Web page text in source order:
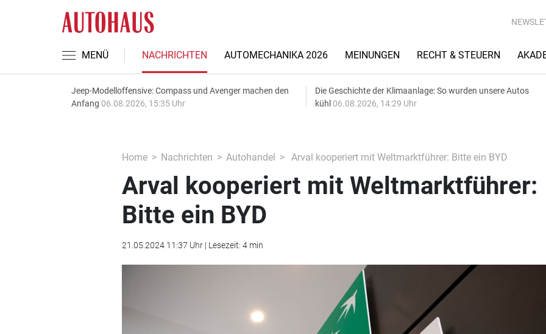
MENÜ NACHRICHTEN AUTOMECHANIKA 2026 MEINUNGEN RECHT & STEUERN
Jeep-Modelloffensive: Compass und Avenger machen den
Anfang 06.08.2026, 15:35 Uhr
Die Geschichte der Klimaanlage: So wurden unsere Autos
kühl 06.08.2026, 14:29 Uhr
Home Nachrichten Autohandel Arval kooperiert mit Weltmarktführer: Bitte ein BYD
Arval kooperiert mit Weltmarktführer:
Bitte ein BYD
21.05.2024 11:37 Uhr | Lesezeit: 4 min